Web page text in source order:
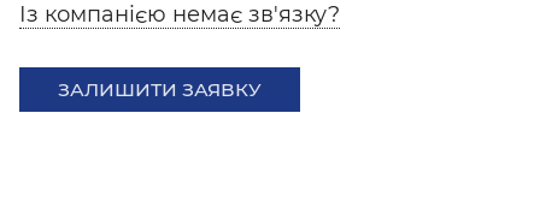
Із компанією немає зв'язку?
ЗАЛИШИТИ ЗАЯВКУ